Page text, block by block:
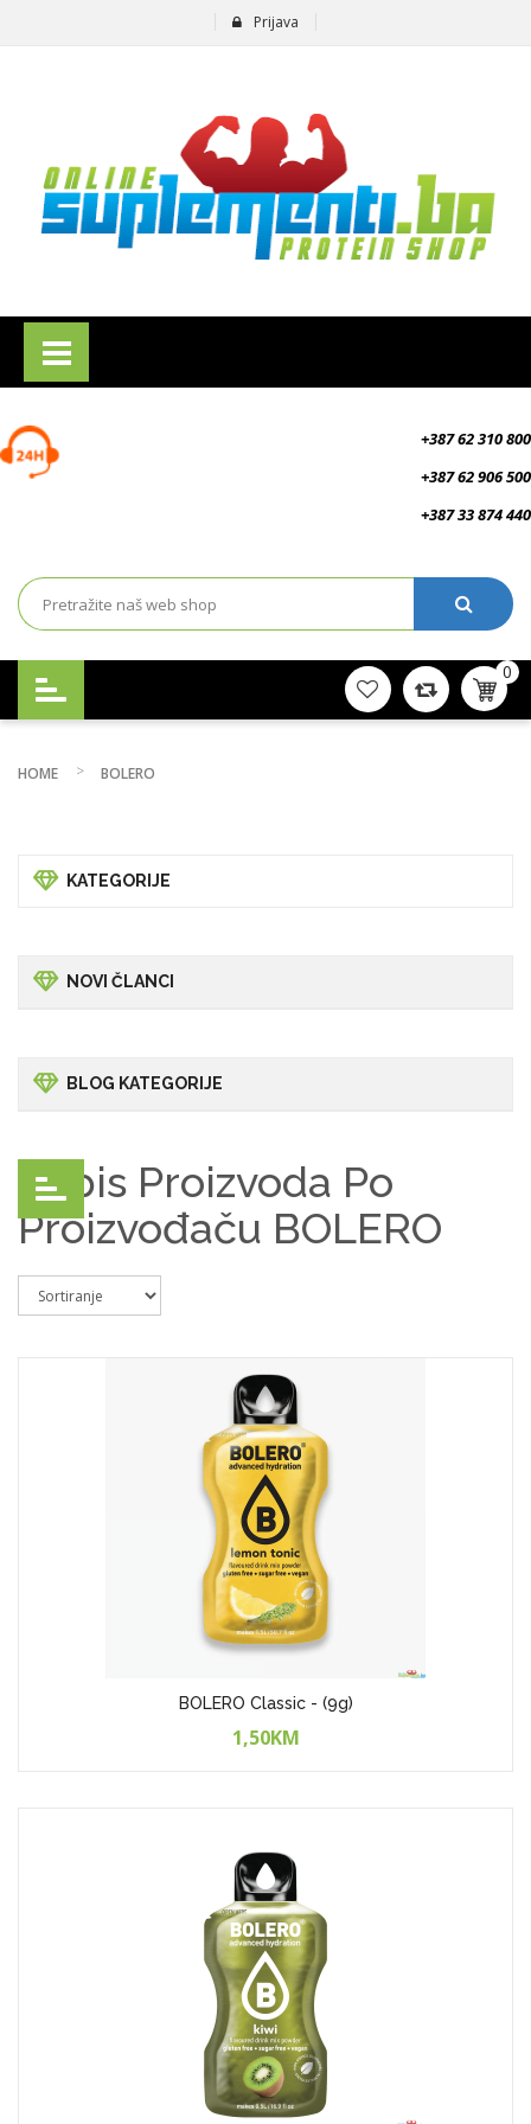
Prijava
+387 62 310 800
+387 62 906 500
+387 33 874 440
0
HOME BOLERO
KATEGORIJE
NOVI ČLANCI
BLOG KATEGORIJE
Popis Proizvoda Po
Proizvođaču BOLERO
BOLERO Classic - (9g)
1,50KM